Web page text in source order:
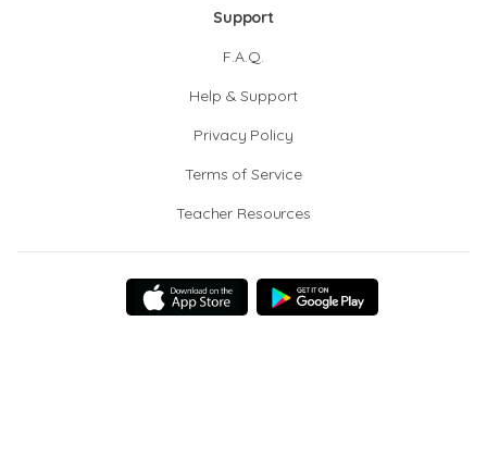
Support
F.A.Q.
Help & Support
Privacy Policy
Terms of Service
Teacher Resources